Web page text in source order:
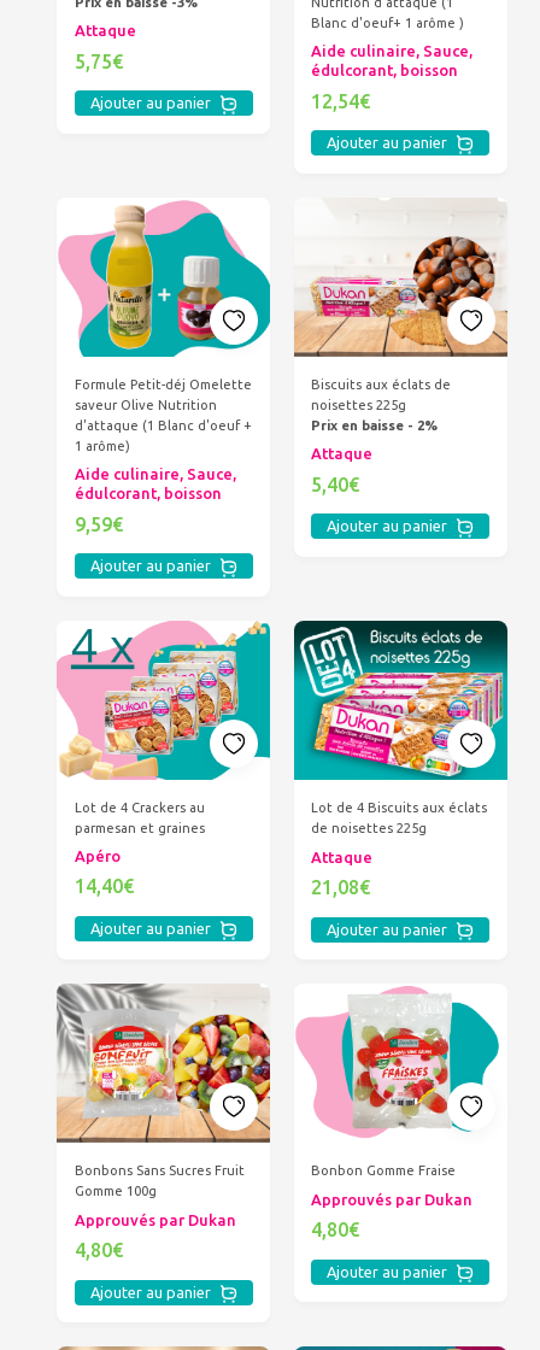
Attaque
5,75€
Ajouter au panier
Blanc d'oeuf+ 1 arôme )
Aide culinaire, Sauce,
édulcorant, boisson
12,54€
Ajouter au panier
Formule Petit-déj Omelette
saveur Olive Nutrition
d'attaque (1 Blanc d'oeuf +
1 arôme)
Aide culinaire, Sauce,
édulcorant, boisson
9,59€
Ajouter au panier
Biscuits aux éclats de
noisettes 225g
Prix en baisse - 2%
Attaque
5,40€
Ajouter au panier
Lot de 4 Crackers au
parmesan et graines
Apéro
14,40€
Ajouter au panier
Lot de 4 Biscuits aux éclats
de noisettes 225g
Attaque
21,08€
Ajouter au panier
Bonbons Sans Sucres Fruit
Gomme 100g
Approuvés par Dukan
4,80€
Ajouter au panier
Bonbon Gomme Fraise
Approuvés par Dukan
4,80€
Ajouter au panier